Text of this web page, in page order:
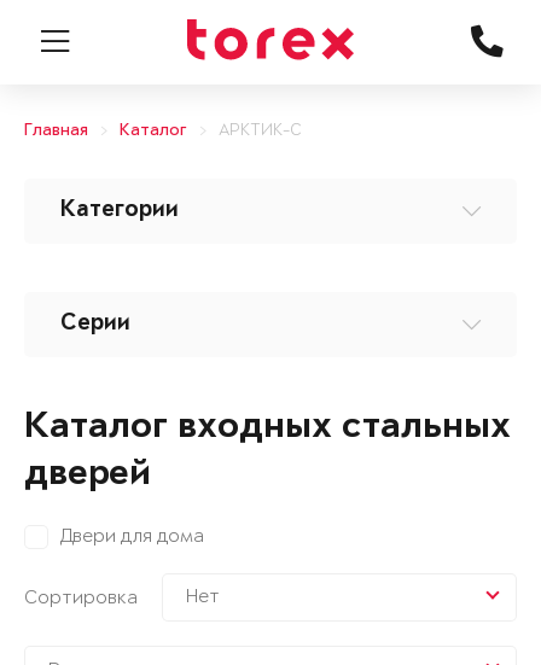
Главная Каталог АРКТИК-С
Категории
Серии
Каталог входных стальных
дверей
Двери для дома
Сортировка Нет